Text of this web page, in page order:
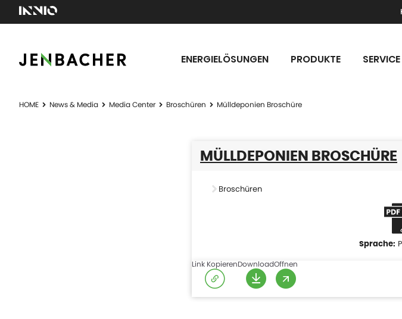
ENERGIELÖSUNGEN PRODUKTE SERVICE
HOME News & Media Media Center Broschüren Mülldeponien Broschüre
MÜLLDEPONIEN BROSCHÜRE
Broschüren
Link KopierenDownloadOffnen